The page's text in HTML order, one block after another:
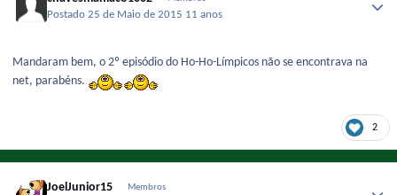
Postado25 de Maio de 2015 11 anos
Mandaram bem, o 2º episódio do Ho-Ho-Límpicos não se encontrava na
net, parabéns.
2
JoelJunior15 Membros